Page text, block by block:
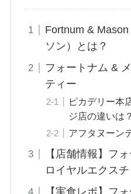
Fortnum &
ソン）とは？
フォートナム &
ティー
ピカデリー本
ジ店の違いは？
アフタヌーン
【店舗情報】フ
ロイヤルエクス